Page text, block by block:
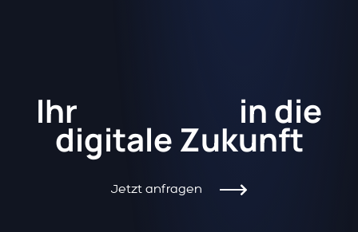
Ihr in die
digitale Zukunft
Jetzt anfragen